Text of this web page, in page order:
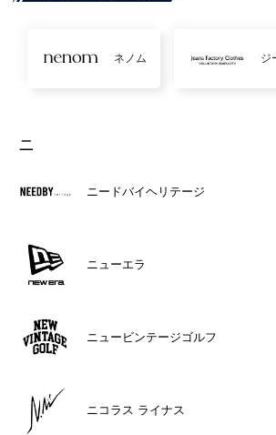
ネノム ジ
ニ
ニードバイヘリテージ
ニューエラ
ニュービンテージゴルフ
ニコラス ライナス